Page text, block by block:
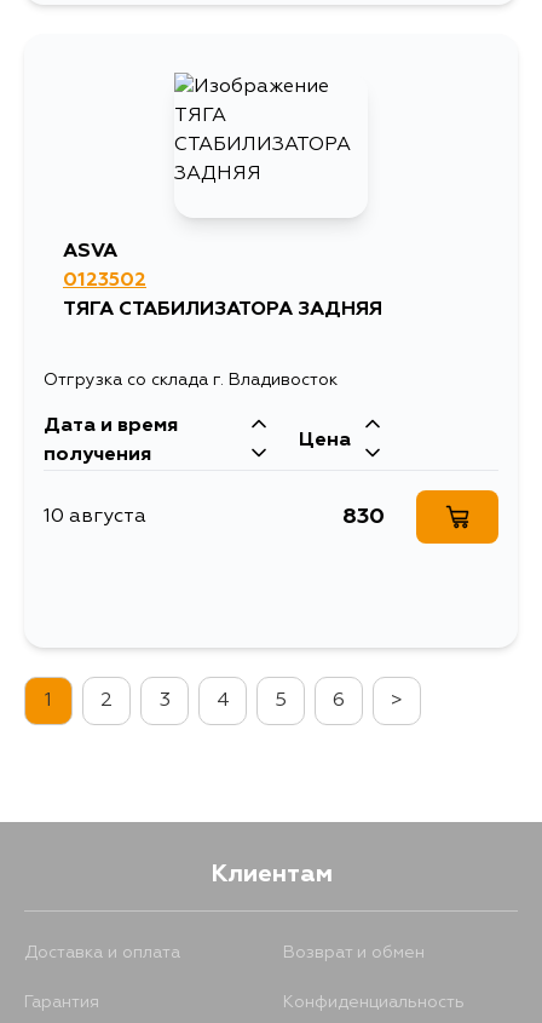
2481
1433
14 августа
ASVA
0123502
ТЯГА СТАБИЛИЗАТОРА ЗАДНЯЯ
Отгрузка со склада г. Владивосток
Дата и время
получения
Цена
10 августа 830
1 2 3 4 5 6 >
Клиентам
Доставка и оплата Возврат и обмен
Гарантия Конфиденциальность